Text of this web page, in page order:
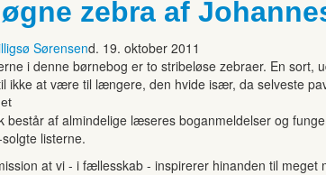
zebra af
Sørensend. 19. oktober 2011
i denne børnebog er to stribeløse zebraer. En
ikke at være til længere, den hvide især, da selveste
består af almindelige læseres boganmeldelser og
listerne.
at vi - i fællesskab - inspirerer hinanden til meget